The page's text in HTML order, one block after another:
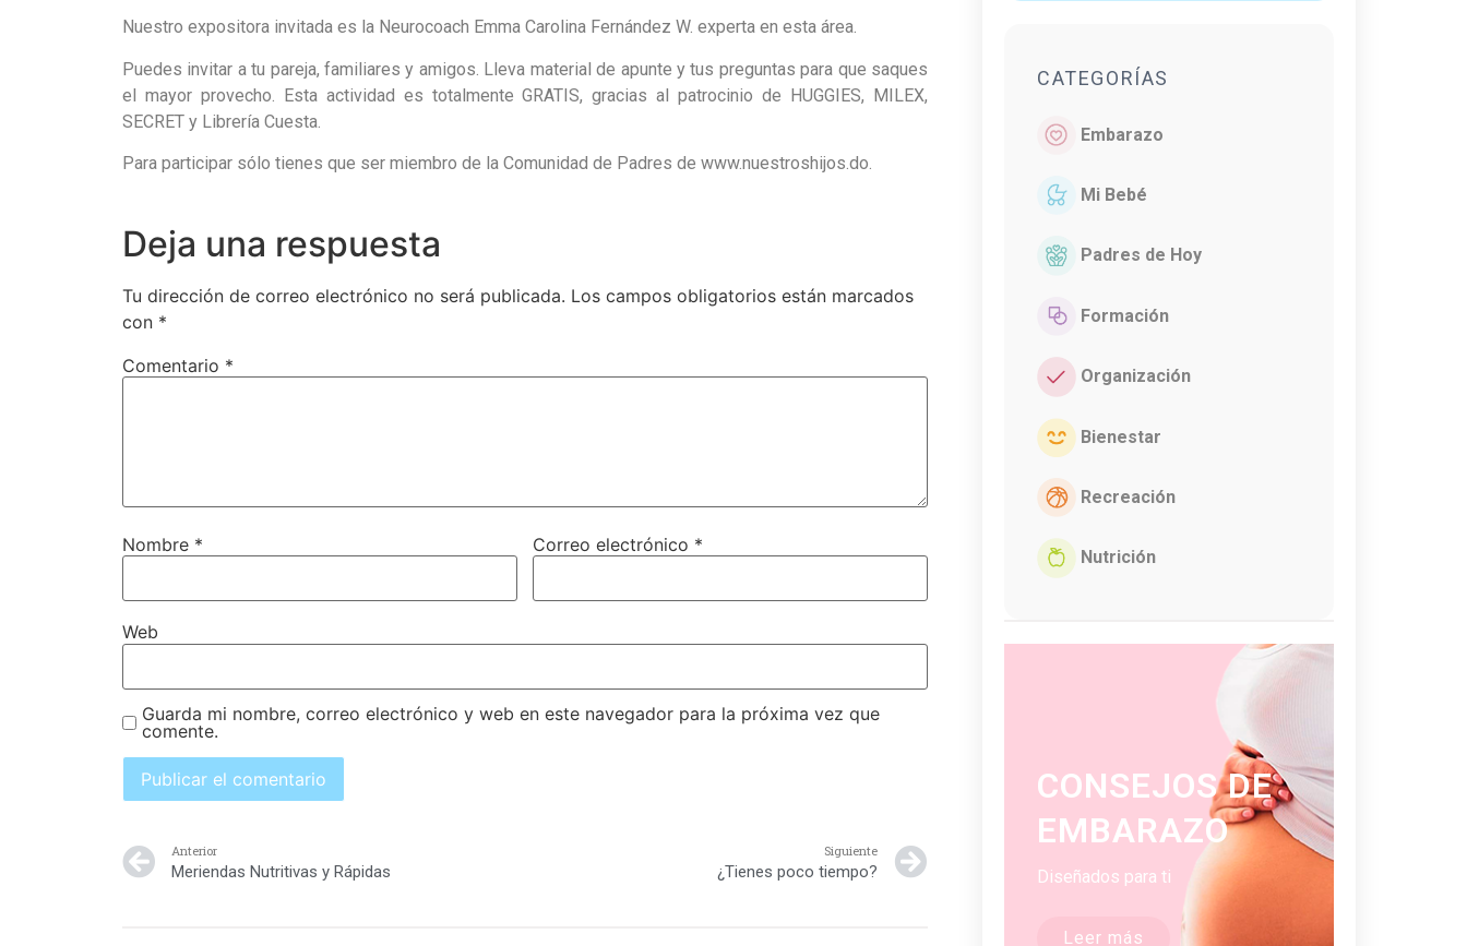
Nuestro expositora invitada es la Neurocoach Emma Carolina Fernández W. experta en esta área.
Puedes invitar a tu pareja, familiares y amigos. Lleva material de apunte y tus preguntas para que saques
el mayor provecho. Esta actividad es totalmente GRATIS, gracias al patrocinio de HUGGIES, MILEX,
SECRET y Librería Cuesta.
Para participar sólo tienes que ser miembro de la Comunidad de Padres de www.nuestroshijos.do.
Deja una respuesta
Tu dirección de correo electrónico no será publicada. Los campos obligatorios están marcados
con *
Comentario *
Nombre * Correo electrónico *
Web
Guarda mi nombre, correo electrónico y web en este navegador para la próxima vez que
comente.
Anterior
Meriendas Nutritivas y Rápidas
Siguiente
¿Tienes poco tiempo?
CATEGORÍAS
Embarazo
Mi Bebé
Padres de Hoy
Formación
Organización
Bienestar
Recreación
Nutrición
CONSEJOS DE
EMBARAZO
Diseñados para ti
Leer más